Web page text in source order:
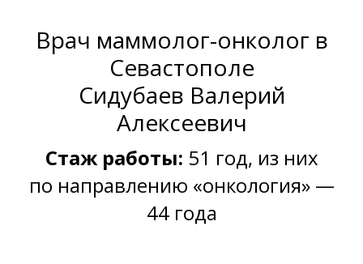
Врач маммолог-онколог в
Севастополе
Сидубаев Валерий
Алексеевич
Стаж работы: 51 год, из них
по направлению «онкология» —
44 года